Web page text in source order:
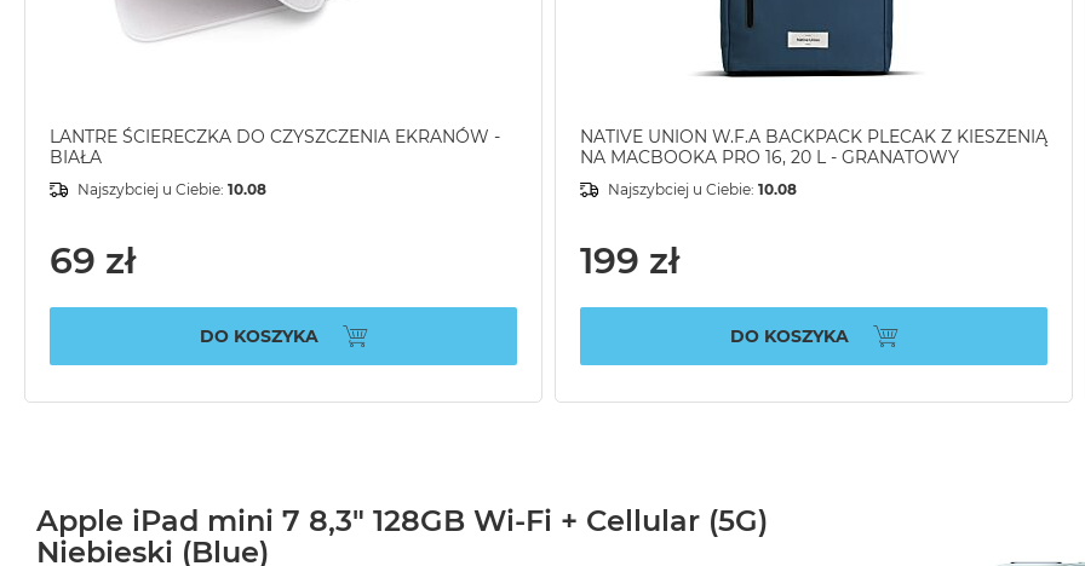
LANTRE ŚCIERECZKA DO CZYSZCZENIA EKRANÓW -
BIAŁA
Najszybciej u Ciebie: 10.08
69 zł
DO KOSZYKA
NATIVE UNION W.F.A BACKPACK PLECAK Z KIESZENIĄ
NA MACBOOKA PRO 16, 20 L - GRANATOWY
Najszybciej u Ciebie: 10.08
199 zł
DO KOSZYKA
Apple iPad mini 7 8,3" 128GB Wi-Fi + Cellular (5G)
Niebieski (Blue)